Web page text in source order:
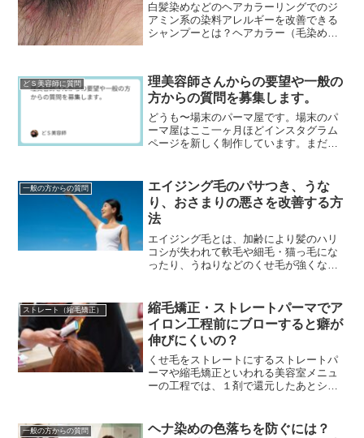
白髪染めなどのヘアカラーリングでのジ
アミン系の染料アレルギーを改善できる
シャンプーとは？ヘアカラー（毛染め）
ミンアレルギーってな...
どＳ美容師に質問
理美容師さんからの要望や一般の
方からの質問を募集します。
どうも〜場末のパーマ屋です。場末のパ
ーマ屋はここ一ヶ月ほどインスタグラム
ページを新しく制作しています。まだま
日記のインスタグラ...
一般の方からの質問
エイジング毛のパサつき、うな
り、おさまりの悪さを改善する方
法
エイジング毛とは、加齢により髪のハリ
コシが失われて軟毛や細毛・猫っ毛にな
ったり、うねりなどのくせ毛が強くなっ
ることです。エイジン...
ストレート（縮毛矯正）
縮毛矯正・ストレートパーマでア
イロン工程前にブローすると癖が
伸びにくいの？
くせ毛をストレートにするストレートパ
ーマや縮毛矯正といわれる美容室メニュ
ーの工程では、１剤で還元したあとシャ
レートに伸ばす...
一般の方からの質問
ヘナ染めの色落ちを防ぐには？